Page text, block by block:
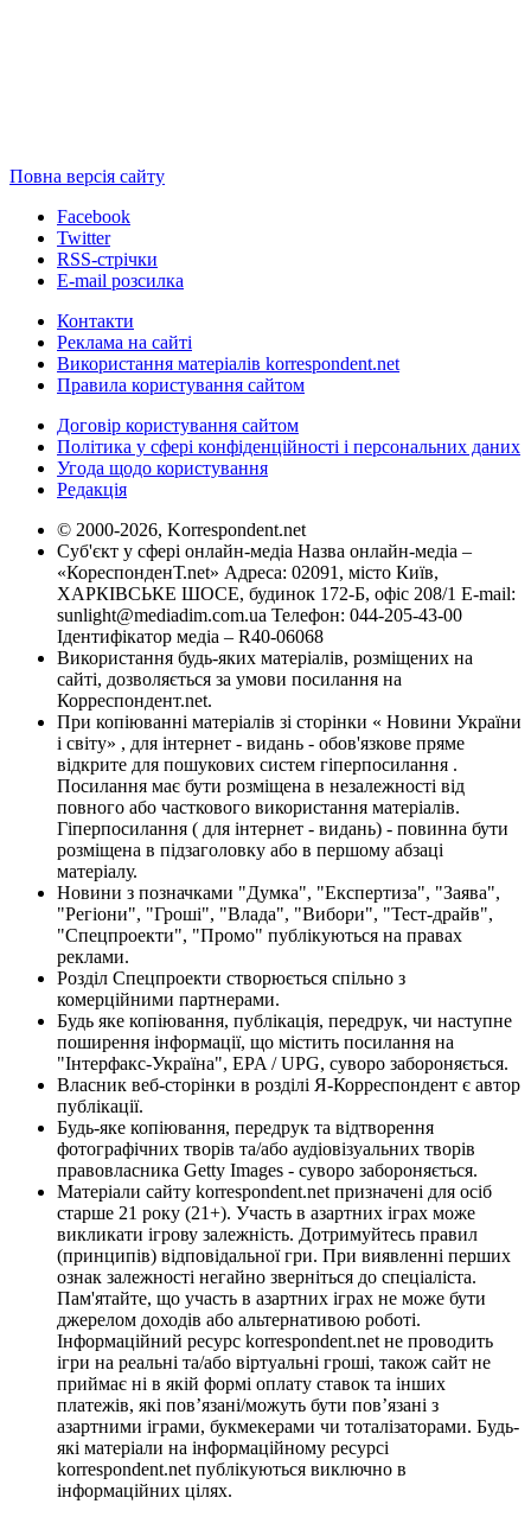
Повна версія сайту
Facebook
Twitter
RSS-стрічки
E-mail розсилка
Контакти
Реклама на сайті
Використання матеріалів korrespondent.net
Правила користування сайтом
Договір користування сайтом
Політика у сфері конфіденційності і персональних даних
Угода щодо користування
Редакція
© 2000-2026, Korrespondent.net
Суб'єкт у сфері онлайн-медіа Назва онлайн-медіа –
«КореспонденТ.net» Адреса: 02091, місто Київ,
ХАРКІВСЬКЕ ШОСЕ, будинок 172-Б, офіс 208/1 E-mail:
sunlight@mediadim.com.ua Телефон: 044-205-43-00
Ідентифікатор медіа – R40-06068
Використання будь-яких матеріалів, розміщених на
сайті, дозволяється за умови посилання на
Корреспондент.net.
При копіюванні матеріалів зі сторінки « Новини України
і світу» , для інтернет - видань - обов'язкове пряме
відкрите для пошукових систем гіперпосилання .
Посилання має бути розміщена в незалежності від
повного або часткового використання матеріалів.
Гіперпосилання ( для інтернет - видань) - повинна бути
розміщена в підзаголовку або в першому абзаці
матеріалу.
Новини з позначками "Думка", "Експертиза", "Заява",
"Регіони", "Гроші", "Влада", "Вибори", "Тест-драйв",
"Спецпроекти", "Промо" публікуються на правах
реклами.
Розділ Спецпроекти створюється спільно з
комерційними партнерами.
Будь яке копіювання, публікація, передрук, чи наступне
поширення інформації, що містить посилання на
"Інтерфакс-Україна", EPA / UPG, суворо забороняється.
Власник веб-сторінки в розділі Я-Корреспондент є автор
публікації.
Будь-яке копіювання, передрук та відтворення
фотографічних творів та/або аудіовізуальних творів
правовласника Getty Images - суворо забороняється.
Матеріали сайту korrespondent.net призначені для осіб
старше 21 року (21+). Участь в азартних іграх може
викликати ігрову залежність. Дотримуйтесь правил
(принципів) відповідальної гри. При виявленні перших
ознак залежності негайно зверніться до спеціаліста.
Пам'ятайте, що участь в азартних іграх не може бути
джерелом доходів або альтернативою роботі.
Інформаційний ресурс korrespondent.net не проводить
ігри на реальні та/або віртуальні гроші, також сайт не
приймає ні в якій формі оплату ставок та інших
платежів, які пов’язані/можуть бути пов’язані з
азартними іграми, букмекерами чи тоталізаторами. Будь-
які матеріали на інформаційному ресурсі
korrespondent.net публікуються виключно в
інформаційних цілях.